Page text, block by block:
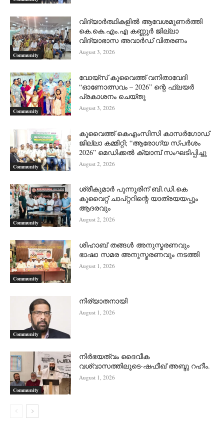
Community
വിദ്യാർത്ഥികളിൽ ആവേശമുണർത്തി
കെ.കെ.എം.എ കണ്ണൂർ ജില്ലാ
വിദ്യാഭാസ അവാർഡ് വിതരണം
August 3, 2026
Community
വോയ്സ് കുവൈത്ത് വനിതാവേദി
“ഓണോത്സവം – 2026” ന്റെ ഫ്ലയർ
പ്രകാശനം ചെയ്തു
August 3, 2026
Community
കുവൈത്ത് കെഎംസിസി കാസർഗോഡ്
ജില്ലാ കമ്മിറ്റി; “ആരോഗ്യ സ്പർശം
2026” മെഡിക്കൽ ക്യാമ്പ് സംഘടിപ്പിച്ചു
August 2, 2026
Community
ശ്രീകുമാർ പുന്നൂരിന് ബി.ഡി.കെ
കുവൈറ്റ് ചാപ്റ്ററിന്റെ യാത്രയയപ്പും
ആദരവും
August 2, 2026
Community
ശിഹാബ് തങ്ങൾ അനുസ്മരണവും
ഭാഷാ സമര അനുസ്മരണവും നടത്തി
August 1, 2026
Community
നിര്യാതനായി
August 1, 2026
Community
നിർഭയത്വം ദൈവീക
വശ്വാസത്തിലൂടെ-ഷഫീഖ് അബ്ദു റഹീം.
August 1, 2026